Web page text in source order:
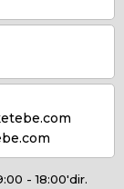
- 18:00'dir.